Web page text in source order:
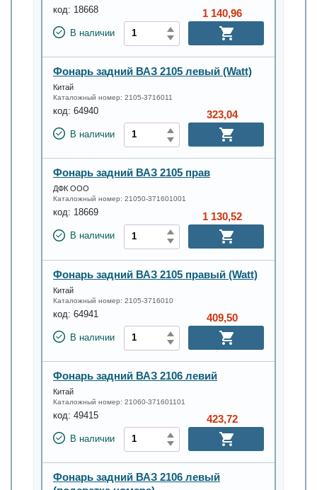
код: 18668
В наличии
1 140,96
Фонарь задний ВАЗ 2105 левый (Watt)
Китай
Каталожный номер: 2105-3716011
код: 64940
В наличии
323,04
Фонарь задний ВАЗ 2105 прав
ДФК ООО
Каталожный номер: 21050-371601001
код: 18669
В наличии
1 130,52
Фонарь задний ВАЗ 2105 правый (Watt)
Китай
Каталожный номер: 2105-3716010
код: 64941
В наличии
409,50
Фонарь задний ВАЗ 2106 левий
Китай
Каталожный номер: 21060-371601101
код: 49415
В наличии
423,72
Фонарь задний ВАЗ 2106 левый